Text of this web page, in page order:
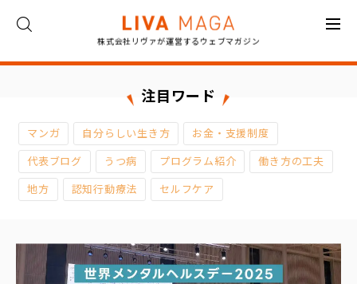
株式会社リヴァが運営するウェブマガジン
ト
ラ
ム
対
注目ワード
マンガ 自分らしい生き方 お金・支援制度
代表ブログ うつ病 プログラム紹介 働き方の工夫
地方 認知行動療法 セルフケア